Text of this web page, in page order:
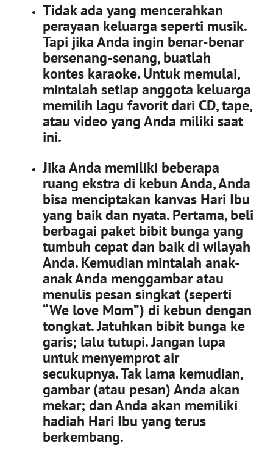
Tidak ada yang mencerahkan
perayaan keluarga seperti musik.
Tapi jika Anda ingin benar-benar
bersenang-senang, buatlah
kontes karaoke. Untuk memulai,
mintalah setiap anggota keluarga
memilih lagu favorit dari CD, tape,
atau video yang Anda miliki saat
ini.
Jika Anda memiliki beberapa
ruang ekstra di kebun Anda, Anda
bisa menciptakan kanvas Hari Ibu
yang baik dan nyata. Pertama, beli
berbagai paket bibit bunga yang
tumbuh cepat dan baik di wilayah
Anda. Kemudian mintalah anak-
anak Anda menggambar atau
menulis pesan singkat (seperti
“We love Mom”) di kebun dengan
tongkat. Jatuhkan bibit bunga ke
garis; lalu tutupi. Jangan lupa
untuk menyemprot air
secukupnya. Tak lama kemudian,
gambar (atau pesan) Anda akan
mekar; dan Anda akan memiliki
hadiah Hari Ibu yang terus
berkembang.